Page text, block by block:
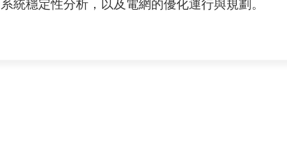
系統穩定性分析，以及電網的優化運行與規劃。